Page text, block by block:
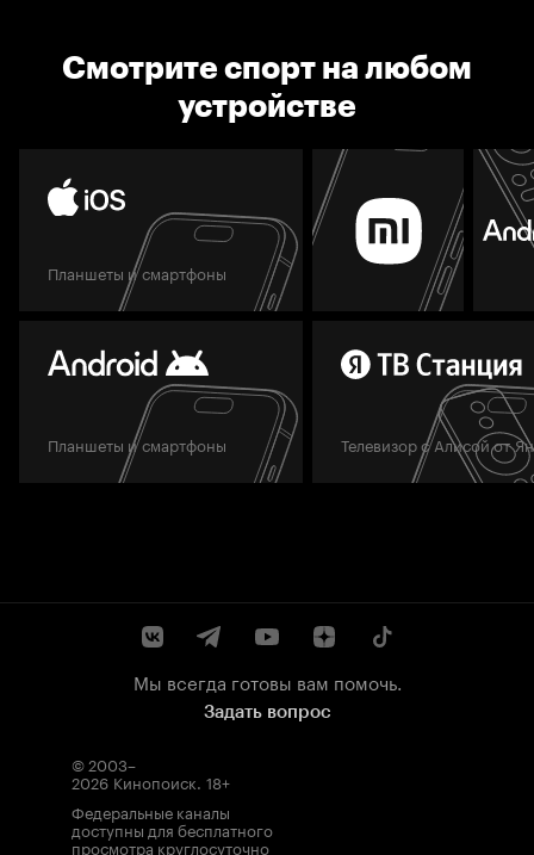
Смотрите спорт на любом
устройстве
Планшеты и смартфоны
Планшеты и смартфоны Телевизор с Алисой от
Мы всегда готовы вам помочь.
Задать вопрос
© 2003–
2026 Кинопоиск. 18+
Федеральные каналы
доступны для бесплатного
просмотра круглосуточно